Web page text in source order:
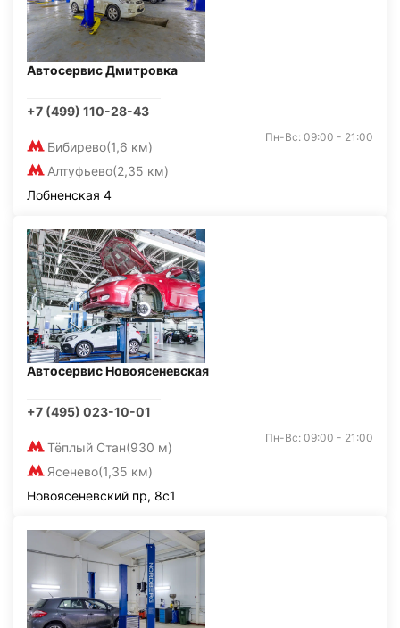
Автосервис Дмитровка
+7 (499) 110-28-43
Бибирево(1,6 км)
Алтуфьево(2,35 км)
Пн-Вс: 09:00 - 21:00
Лобненская 4
Автосервис Новоясеневская
+7 (495) 023-10-01
Тёплый Стан(930 м)
Ясенево(1,35 км)
Пн-Вс: 09:00 - 21:00
Новоясеневский пр, 8с1